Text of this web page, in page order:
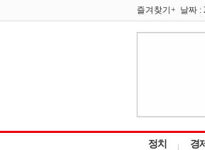
즐겨찾기+ 날짜 :
정치 경제